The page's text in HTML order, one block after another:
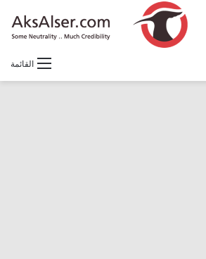
القائمة